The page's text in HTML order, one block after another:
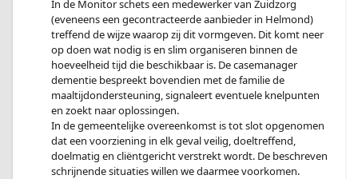
In de Monitor schets een medewerker van Zuidzorg
(eveneens een gecontracteerde aanbieder in Helmond)
treffend de wijze waarop zij dit vormgeven. Dit komt neer
op doen wat nodig is en slim organiseren binnen de
hoeveelheid tijd die beschikbaar is. De casemanager
dementie bespreekt bovendien met de familie de
maaltijdondersteuning, signaleert eventuele knelpunten
en zoekt naar oplossingen.
In de gemeentelijke overeenkomst is tot slot opgenomen
dat een voorziening in elk geval veilig, doeltreffend,
doelmatig en cliëntgericht verstrekt wordt. De beschreven
schrijnende situaties willen we daarmee voorkomen.